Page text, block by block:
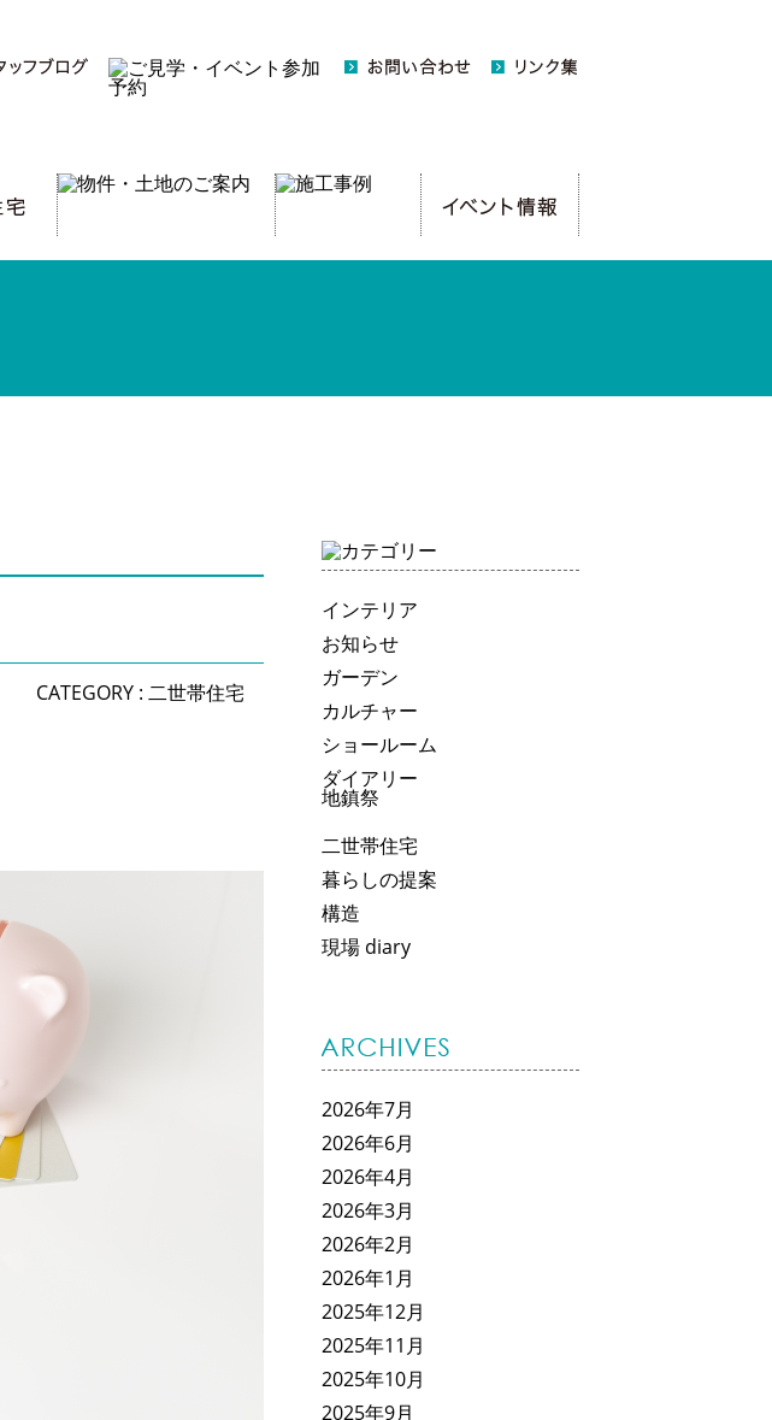
CATEGORY : 二世帯住宅
インテリア
お知らせ
ガーデン
カルチャー
ショールーム
ダイアリー
地鎮祭
二世帯住宅
暮らしの提案
構造
現場 diary
2026年7月
2026年6月
2026年4月
2026年3月
2026年2月
2026年1月
2025年12月
2025年11月
2025年10月
2025年9月